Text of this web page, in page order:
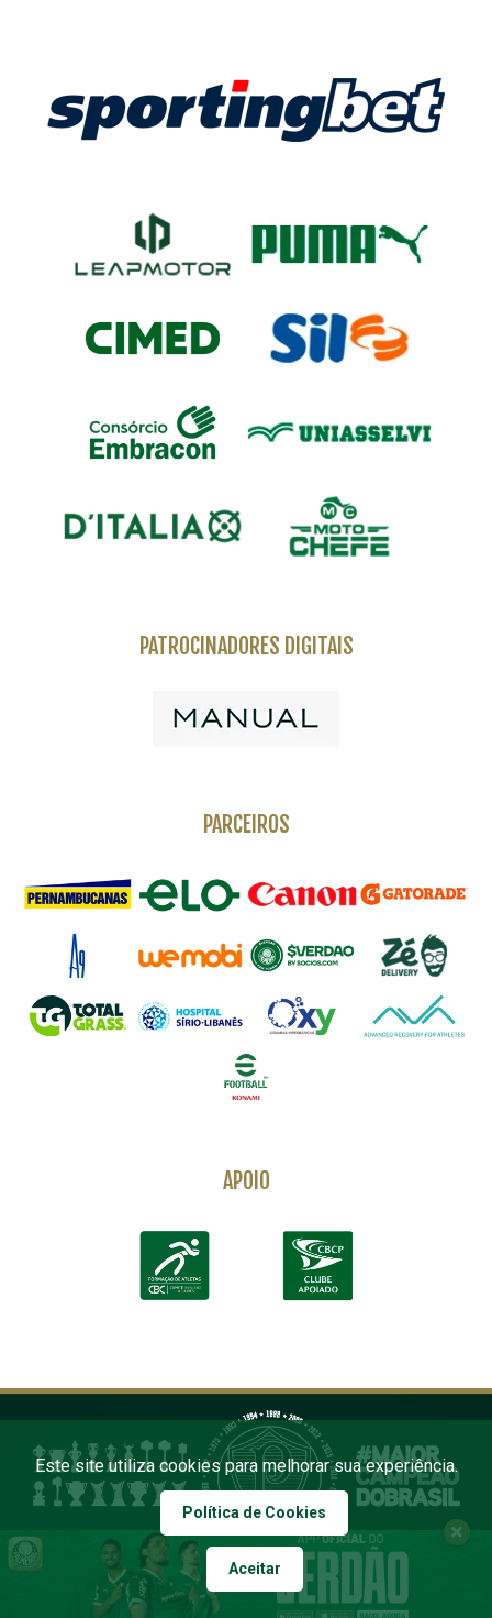
PATROCINADORES DIGITAIS
PARCEIROS
APOIO
COPYRIGHT 2026 PALMEIRAS. TODOS OS DIREITOS RESERVADOS
Este site utiliza cookies para melhorar sua experiência.
Política de Cookies
Aceitar
DESENVOLVIDO POR FOURSYS